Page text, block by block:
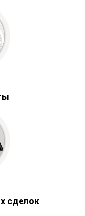
сделок